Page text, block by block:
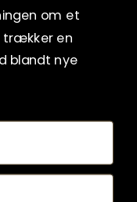
om et
trækker en
blandt nye